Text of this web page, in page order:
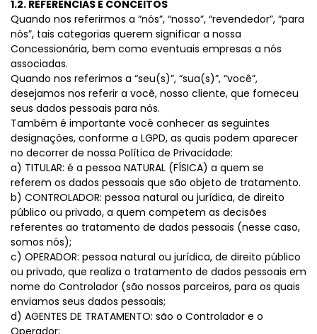
1.2. REFERÊNCIAS E CONCEITOS
Quando nos referirmos a “nós”, “nosso”, “revendedor”, “para
nós”, tais categorias querem significar a nossa
Concessionária, bem como eventuais empresas a nós
associadas.
Quando nos referimos a “seu(s)”, “sua(s)”, “você”,
desejamos nos referir a você, nosso cliente, que forneceu
seus dados pessoais para nós.
Também é importante você conhecer as seguintes
designações, conforme a LGPD, as quais podem aparecer
no decorrer de nossa Política de Privacidade:
a) TITULAR: é a pessoa NATURAL (FÍSICA) a quem se
referem os dados pessoais que são objeto de tratamento.
b) CONTROLADOR: pessoa natural ou jurídica, de direito
público ou privado, a quem competem as decisões
referentes ao tratamento de dados pessoais (nesse caso,
somos nós);
c) OPERADOR: pessoa natural ou jurídica, de direito público
ou privado, que realiza o tratamento de dados pessoais em
nome do Controlador (são nossos parceiros, para os quais
enviamos seus dados pessoais;
d) AGENTES DE TRATAMENTO: são o Controlador e o
Operador;